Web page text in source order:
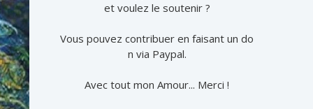
et voulez le soutenir ?
Vous pouvez contribuer en faisant un do
n via Paypal.
Avec tout mon Amour... Merci !